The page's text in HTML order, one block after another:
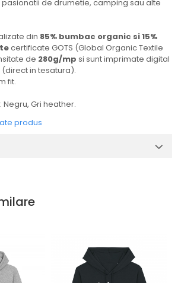
de drumetie, camping sau alte
din 85% bumbac organic si 15%
certificate GOTS (Global Organic Textile
de 280g/mp si sunt imprimate digital
(direct in tesatura).
fit.
Gri heather.
produs